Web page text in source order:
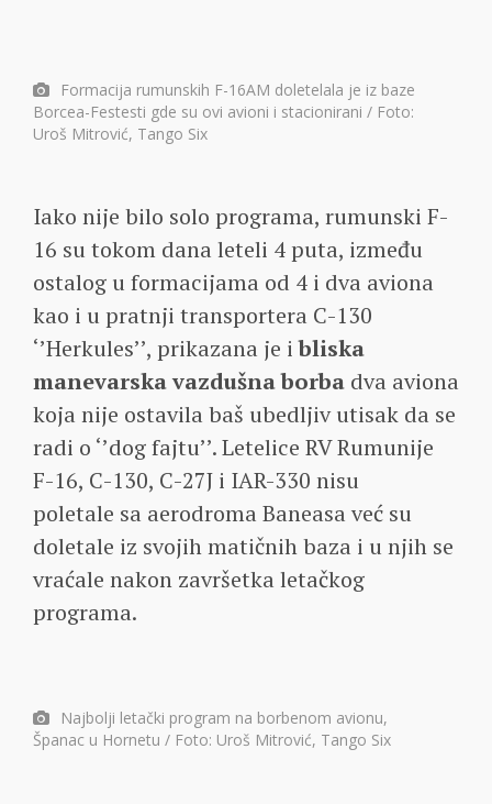
Formacija rumunskih F-16AM doletelala je iz baze
Borcea-Festesti gde su ovi avioni i stacionirani / Foto:
Uroš Mitrović, Tango Six
Iako nije bilo solo programa, rumunski F-
16 su tokom dana leteli 4 puta, između
ostalog u formacijama od 4 i dva aviona
kao i u pratnji transportera C-130
‘’Herkules’’, prikazana je ibliska
manevarska vazdušna borba dva aviona
koja nije ostavila baš ubedljiv utisak da se
radi o ‘’dog fajtu’’. Letelice RV Rumunije
F-16, C-130, C-27J i IAR-330 nisu
poletale sa aerodroma Baneasa već su
doletale iz svojih matičnih baza i u njih se
vraćale nakon završetka letačkog
programa.
Najbolji letački program na borbenom avionu,
Španac u Hornetu / Foto: Uroš Mitrović, Tango Six